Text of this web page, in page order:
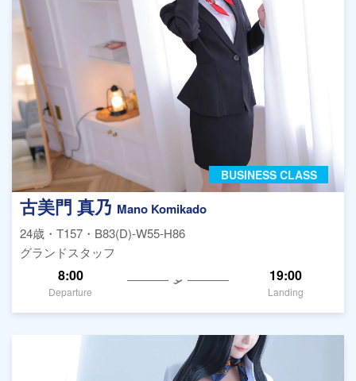
BUSINESS CLASS
古美門 真乃 Mano Komikado
24歳・T157・B83(D)-W55-H86
グランドスタッフ
8:00
Departure
19:00
Landing